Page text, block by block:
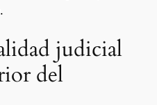
judicial
del